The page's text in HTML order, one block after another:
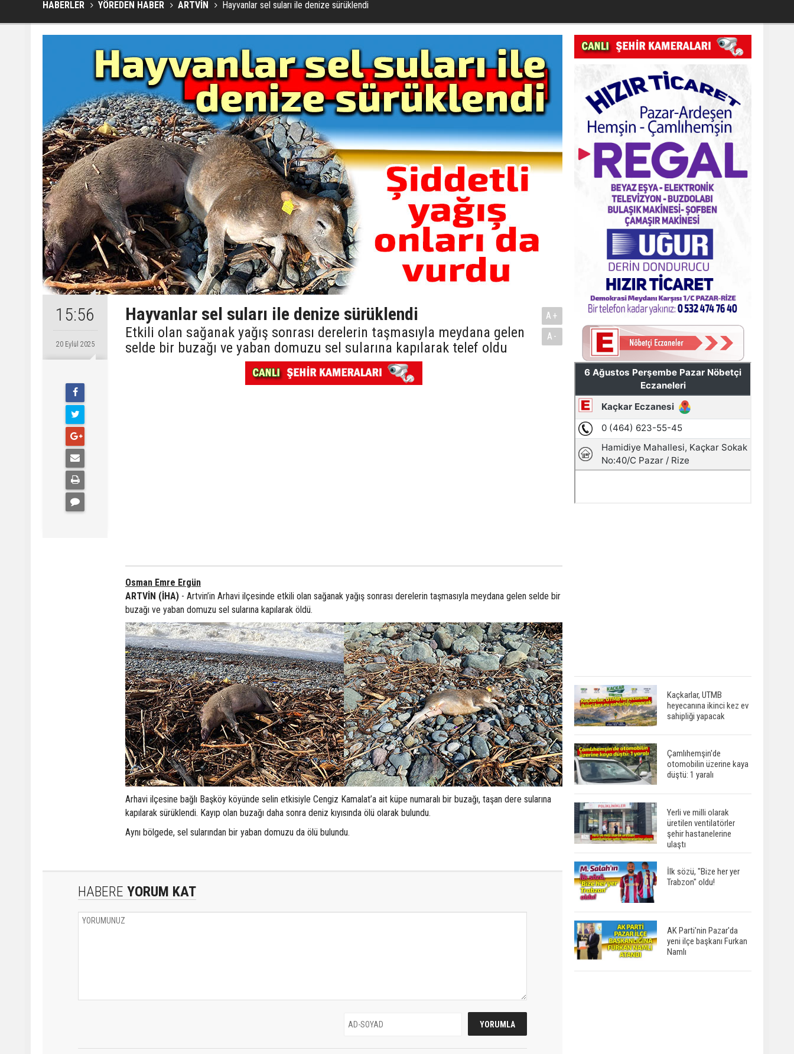
HABERLER YÖREDEN HABER ARTVİN Hayvanlar sel suları ile denize sürüklendi
15:56
20 Eylül 2025
Hayvanlar sel suları ile denize sürüklendi
Etkili olan sağanak yağış sonrası derelerin taşmasıyla meydana gelen
selde bir buzağı ve yaban domuzu sel sularına kapılarak telef oldu
A+
A-
Osman Emre Ergün
ARTVİN (İHA) - Artvin’in Arhavi ilçesinde etkili olan sağanak yağış sonrası derelerin taşmasıyla meydana gelen selde bir
buzağı ve yaban domuzu sel sularına kapılarak öldü.
Arhavi ilçesine bağlı Başköy köyünde selin etkisiyle Cengiz Kamalat’a ait küpe numaralı bir buzağı, taşan dere sularına
kapılarak sürüklendi. Kayıp olan buzağı daha sonra deniz kıyısında ölü olarak bulundu.
Aynı bölgede, sel sularından bir yaban domuzu da ölü bulundu.
HABERE YORUM KAT
Kaçkarlar, UTMB
heyecanına ikinci kez ev
sahipliği yapacak
Çamlıhemşin'de
otomobilin üzerine kaya
düştü: 1 yaralı
Yerli ve milli olarak
üretilen ventilatörler
şehir hastanelerine
ulaştı
İlk sözü, "Bize her yer
Trabzon" oldu!
AK Parti'nin Pazar'da
yeni ilçe başkanı Furkan
Namlı